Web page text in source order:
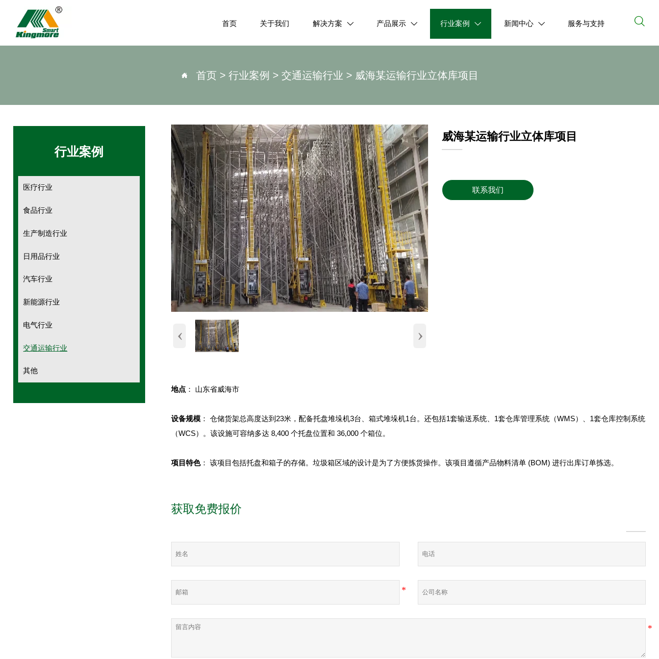
首页 关于我们 解决方案  产品展示  行业案例  新闻中心  服务与支持 
 首页 > 行业案例 > 交通运输行业 > 威海某运输行业立体库项目
行业案例
医疗行业
食品行业
生产制造行业
日用品行业
汽车行业
新能源行业
电气行业
交通运输行业
其他
‹ ›
威海某运输行业立体库项目
联系我们
地点 ： 山东省威海市
设备规模 ： 仓储货架总高度达到23米，配备托盘堆垛机3台、箱式堆垛机1台。还包括1套输送系统、1套仓库管理系统（WMS）、1套仓库控制系统
（WCS）。该设施可容纳多达 8,400 个托盘位置和 36,000 个箱位。
项目特色： 该项目包括托盘和箱子的存储。垃圾箱区域的设计是为了方便拣货操作。该项目遵循产品物料清单 (BOM) 进行出库订单拣选。
获取免费报价